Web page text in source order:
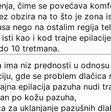
čime se povećava
obzira na to što je
nego na ostalim regija
kao i kod trajne
10 tretmana.
niz prednosti u
gde se problem
epilacija pazuha nudi
po kožu pazuha,
za uklanjanje pazušnih